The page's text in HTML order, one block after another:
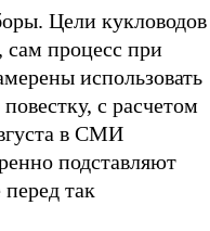
Цели кукловодов
сам процесс при
использовать
с расчетом
в СМИ
подставляют
так